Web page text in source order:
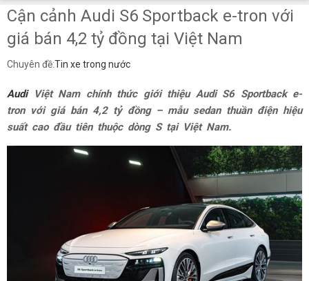
Cận cảnh Audi S6 Sportback e-tron với
giá bán 4,2 tỷ đồng tại Việt Nam
Chuyên đề:Tin xe trong nước
AudiViệt Nam chính thức giới thiệu Audi S6 Sportback e-
tron với giá bán 4,2 tỷ đồng – mẫu sedan thuần điện hiệu
suất cao đầu tiên thuộc dòng S tại Việt Nam.